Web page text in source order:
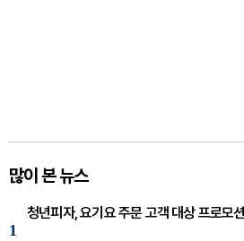
많이 본 뉴스
1
청년피자, 요기요 주문 고객 대상 프로모